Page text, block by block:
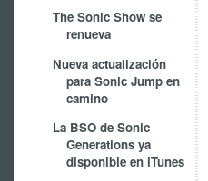
The Sonic Show se
renueva
Nueva actualización
para Sonic Jump en
camino
La BSO de Sonic
Generations ya
disponible en iTunes